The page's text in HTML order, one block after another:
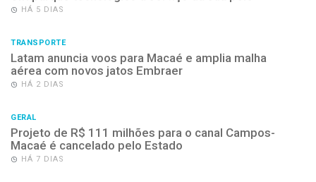
HÁ 5 DIAS
TRANSPORTE
Latam anuncia voos para Macaé e amplia malha
aérea com novos jatos Embraer
HÁ 2 DIAS
GERAL
Projeto de R$ 111 milhões para o canal Campos-
Macaé é cancelado pelo Estado
HÁ 7 DIAS